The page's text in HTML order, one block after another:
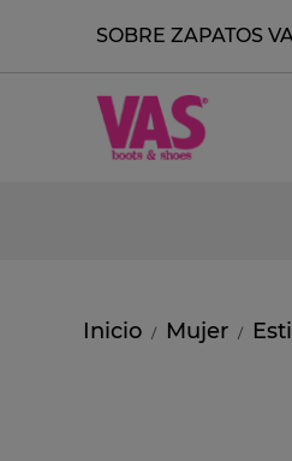
SOBRE ZAPATOS
Inicio / Mujer /